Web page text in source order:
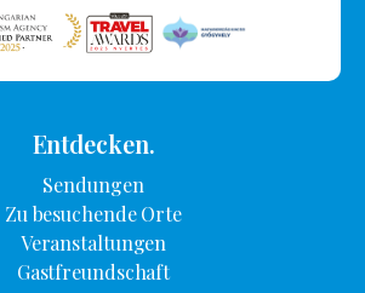
SUCHE NACH UNTERKUNFT
Entdecken.
Sendungen
Zu besuchende Orte
Veranstaltungen
Gastfreundschaft